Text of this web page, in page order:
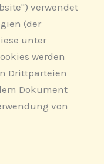
verwendet
(der
unter
werden
Drittparteien
Dokument
von